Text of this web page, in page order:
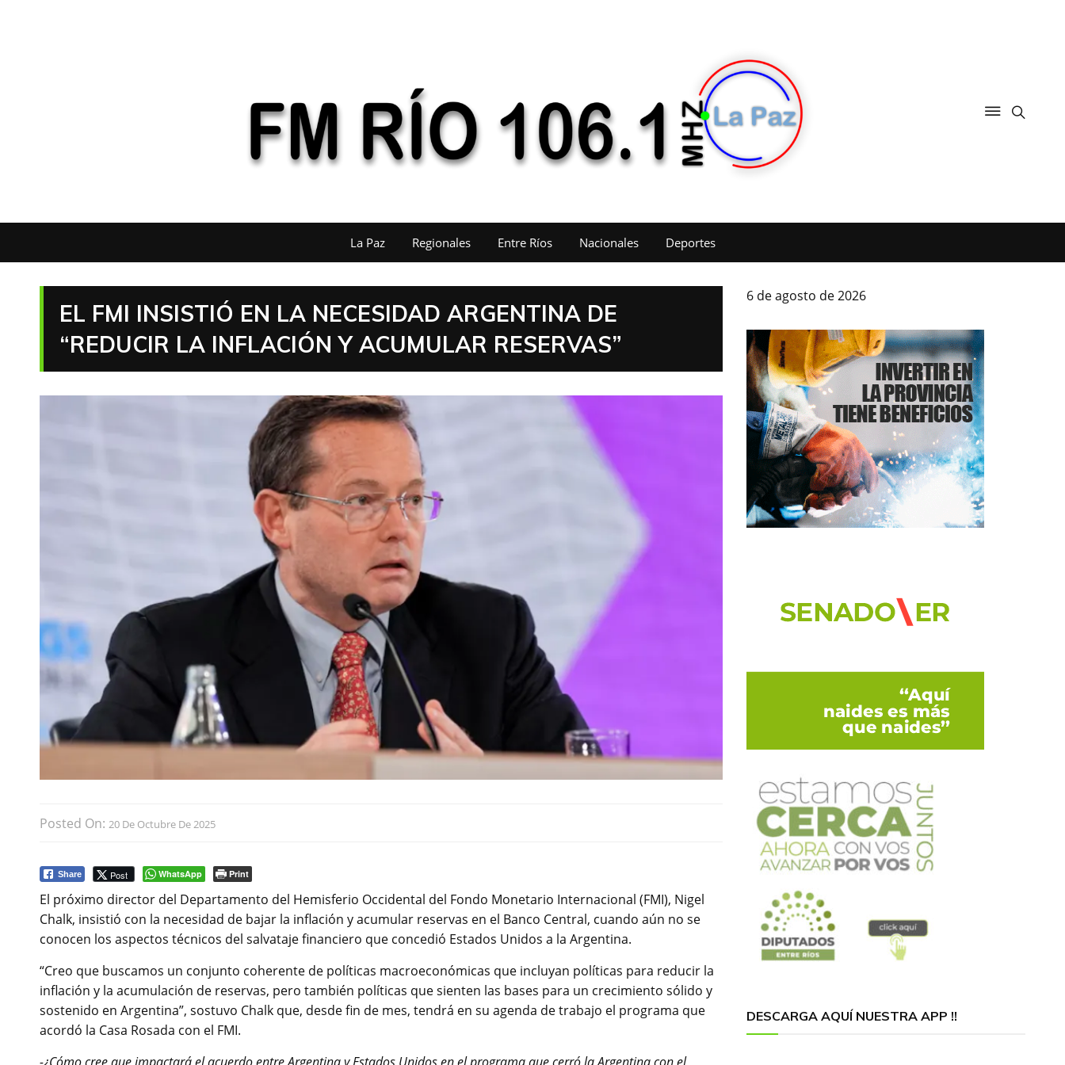
La Paz Regionales Entre Ríos Nacionales Deportes
EL FMI INSISTIÓ EN LA NECESIDAD ARGENTINA DE
“REDUCIR LA INFLACIÓN Y ACUMULAR RESERVAS”
Posted On: 20 De Octubre De 2025
Share Post WhatsApp Print
El próximo director del Departamento del Hemisferio Occidental del Fondo Monetario Internacional (FMI), Nigel
Chalk, insistió con la necesidad de bajar la inflación y acumular reservas en el Banco Central, cuando aún no se
conocen los aspectos técnicos del salvataje financiero que concedió Estados Unidos a la Argentina.
“Creo que buscamos un conjunto coherente de políticas macroeconómicas que incluyan políticas para reducir la
inflación y la acumulación de reservas, pero también políticas que sienten las bases para un crecimiento sólido y
sostenido en Argentina”, sostuvo Chalk que, desde fin de mes, tendrá en su agenda de trabajo el programa que
acordó la Casa Rosada con el FMI.
6 de agosto de 2026
DESCARGA AQUÍ NUESTRA APP !!